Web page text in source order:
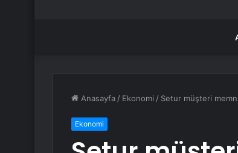
Anasayfa / Ekonomi / Setur müşteri
Ekonomi